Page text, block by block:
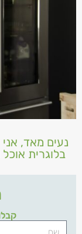
נעים מאד, אני
בלוגרית